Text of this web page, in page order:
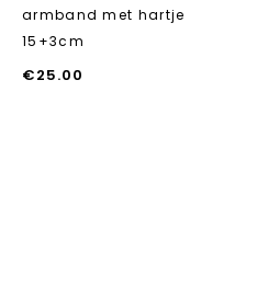
armband met hartje
15+3cm
€25.00